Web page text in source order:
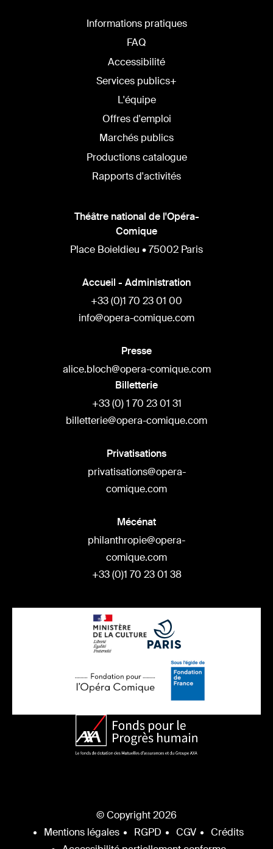
Informations pratiques
FAQ
Accessibilité
Services publics+
L'équipe
Offres d'emploi
Marchés publics
Productions catalogue
Rapports d'activités
Théâtre national de l'Opéra-
Comique
Place Boieldieu • 75002 Paris
Accueil - Administration
+33 (0)1 70 23 01 00
info@opera-comique.com
Presse
alice.bloch@opera-comique.com
Billetterie
+33 (0) 1 70 23 01 31
billetterie@opera-comique.com
Privatisations
privatisations@opera-
comique.com
Mécénat
philanthropie@opera-
comique.com
+33 (0)1 70 23 01 38
© Copyright 2026
Mentions légales
RGPD CGV
Crédits